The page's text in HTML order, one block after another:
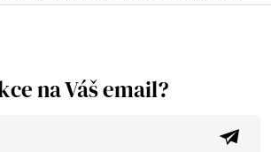
na Váš email?